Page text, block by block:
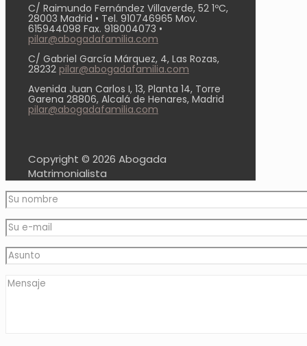
C/ Raimundo Fernández Villaverde, 52 1ºC,
28003 Madrid • Tel. 910746965 Mov.
615944098 Fax. 918004073 •
pilar@abogadafamilia.com
C/ Gabriel García Márquez, 4, Las Rozas,
28232 pilar@abogadafamilia.com
Avenida Juan Carlos I, 13, Planta 14, Torre
Garena 28806, Alcalá de Henares, Madrid
pilar@abogadafamilia.com
Copyright © 2026 Abogada
Matrimonialista